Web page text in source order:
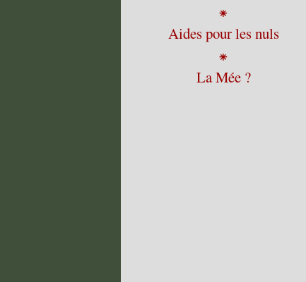
⁕
Aides pour les nuls
⁕
La Mée ?